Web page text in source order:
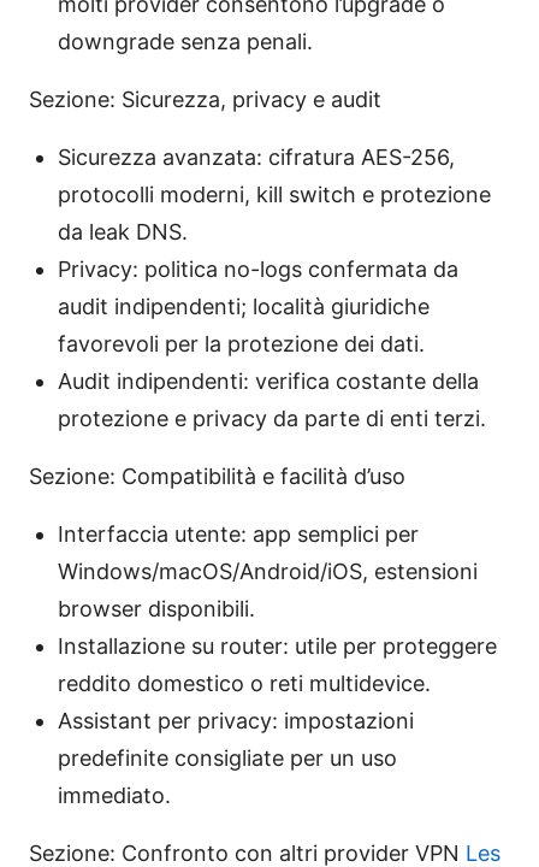
downgrade senza penali.
Sezione: Sicurezza, privacy e audit
Sicurezza avanzata: cifratura AES-256,
protocolli moderni, kill switch e protezione
da leak DNS.
Privacy: politica no-logs confermata da
audit indipendenti; località giuridiche
favorevoli per la protezione dei dati.
Audit indipendenti: verifica costante della
protezione e privacy da parte di enti terzi.
Sezione: Compatibilità e facilità d’uso
Interfaccia utente: app semplici per
Windows/macOS/Android/iOS, estensioni
browser disponibili.
Installazione su router: utile per proteggere
reddito domestico o reti multidevice.
Assistant per privacy: impostazioni
predefinite consigliate per un uso
immediato.
Sezione: Confronto con altri provider VPN Les